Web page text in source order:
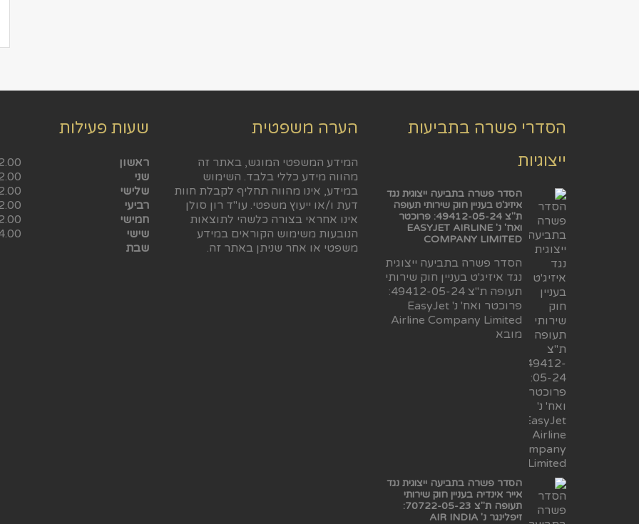
הסדרי פשרה בתביעות
ייצוגיות
הסדר פשרה בתביעה ייצוגית נגד
איזיג'ט בעניין חוק שירותי תעופה
ת"צ 49412-05-24: פרוכטר
ואח' נ' EASYJET AIRLINE
COMPANY LIMITED
הסדר פשרה בתביעה ייצוגית
נגד איזיג'ט בעניין חוק שירותי
תעופה ת"צ 49412-05-24:
פרוכטר ואח' נ' EasyJet
Airline Company Limited
מובא
הסדר פשרה בתביעה ייצוגית נגד
אייר אינדיה בעניין חוק שירותי
תעופה ת"צ 70722-05-23:
זיפלינגר נ' AIR INDIA
הערה משפטית
המידע המשפטי המוגש, באתר זה
מהווה מידע כללי בלבד. השימוש
במידע, אינו מהווה תחליף לקבלת חוות
דעת ו/או ייעוץ משפטי. עו"ד רון סולן
אינו אחראי בצורה כלשהי לתוצאות
הנובעות משימוש הקוראים במידע
משפטי או אחר שניתן באתר זה.
שעות פעילות
ראשון
שני
שלישי
רביעי
חמישי
שישי
שבת